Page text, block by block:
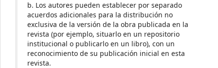
b. Los autores pueden establecer por separado
acuerdos adicionales para la distribución no
exclusiva de la versión de la obra publicada en la
revista (por ejemplo, situarlo en un repositorio
institucional o publicarlo en un libro), con un
reconocimiento de su publicación inicial en esta
revista.